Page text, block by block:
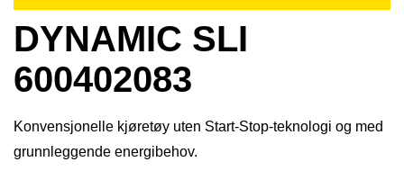
DYNAMIC SLI
600402083
Konvensjonelle kjøretøy uten Start-Stop-teknologi og med
grunnleggende energibehov.